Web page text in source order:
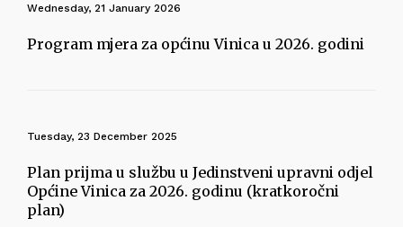
Wednesday, 21 January 2026
Program mjera za općinu Vinica u 2026. godini
Tuesday, 23 December 2025
Plan prijma u službu u Jedinstveni upravni odjel
Općine Vinica za 2026. godinu (kratkoročni
plan)